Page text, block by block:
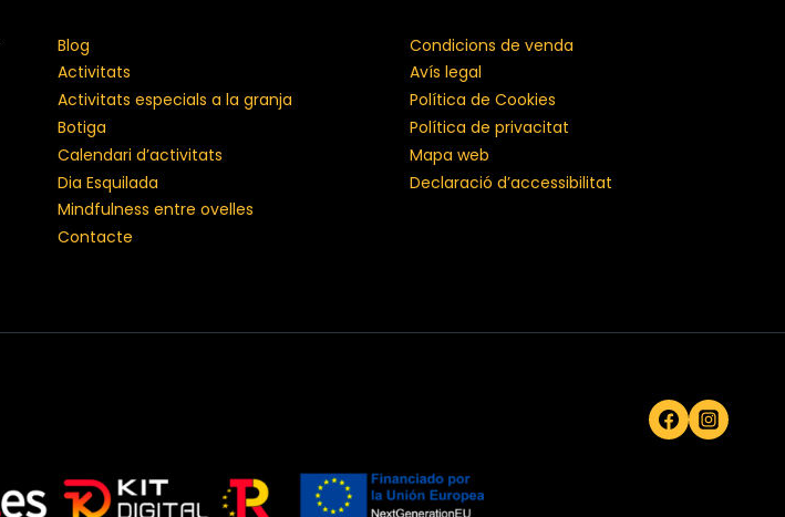
Blog
Activitats
Activitats especials a la granja
Botiga
Calendari d’activitats
Dia Esquilada
Mindfulness entre ovelles
Contacte
Condicions de venda
Avís legal
Política de Cookies
Política de privacitat
Mapa web
Declaració d’accessibilitat